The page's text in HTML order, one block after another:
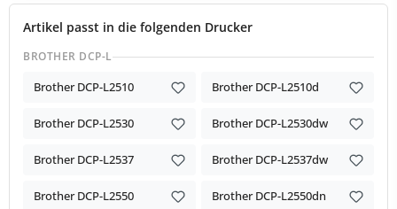
Artikel passt in die folgenden Drucker
BROTHER DCP-L
Brother DCP-L2510 Brother DCP-L2510d
Brother DCP-L2530 Brother DCP-L2530dw
Brother DCP-L2537 Brother DCP-L2537dw
Brother DCP-L2550 Brother DCP-L2550dn